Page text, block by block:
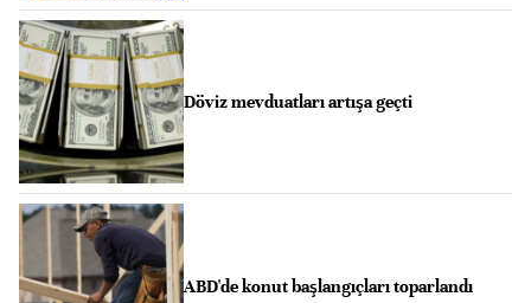
Döviz mevduatları artışa geçti
ABD'de konut başlangıçları toparlandı